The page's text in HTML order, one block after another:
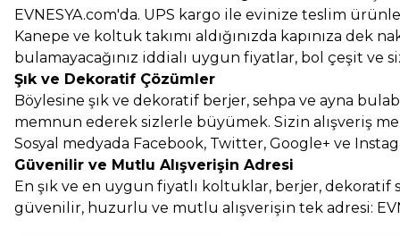
EVNESYA.com'da. UPS kargo ile evinize teslim
Kanepe ve koltuk takımı aldığınızda kapınıza
bulamayacağınız iddialı uygun fiyatlar, bol çeşit ve
Şık ve Dekoratif Çözümler
Böylesine şık ve dekoratif berjer, sehpa ve ayna
memnun ederek sizlerle büyümek. Sizin alışveriş
Sosyal medyada Facebook, Twitter, Google+ ve
Güvenilir ve Mutlu Alışverişin Adresi
En şık ve en uygun fiyatlı koltuklar, berjer, dekoratif
güvenilir, huzurlu ve mutlu alışverişin tek adresi: